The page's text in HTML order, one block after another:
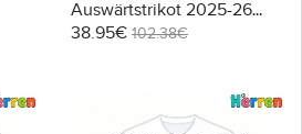
Auswärtstrikot 2025-26
Langarm
38.95€ 102.38€